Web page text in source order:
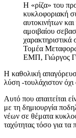
Η «ρίζα» του
κυκλοφοριακή
αυτοκινήτων
αμοιβαίου
Τομέα
ΕΜΠ, Γιώργος
Η καθολική
λύση -τουλάχιστον
Αυτό που απαιτείται
με τη δημιουργία
νέων σε θέματα
ταχύτητας τόσο για τα